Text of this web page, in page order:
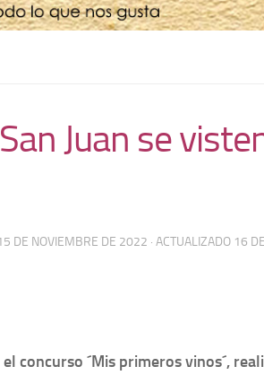
Juan se
DE NOVIEMBRE DE 2022 · ACTUALIZADO 16
concurso ´Mis primeros vinos´,